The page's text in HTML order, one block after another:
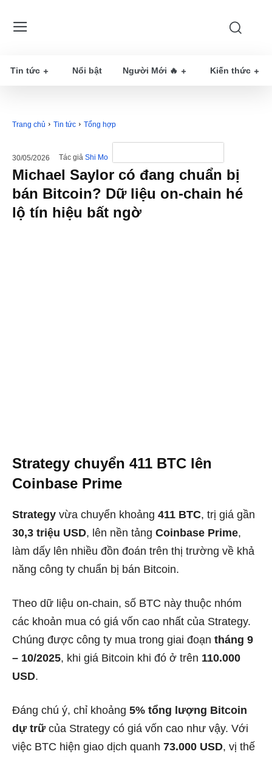
Tin tức Nổi bật Người Mới 🔥 Kiến thức
Trang chủ Tin tức Tổng hợp
30/05/2026 Tác giả Shi Mo
Michael Saylor có đang chuẩn bị
bán Bitcoin? Dữ liệu on-chain hé
lộ tín hiệu bất ngờ
Strategy chuyển 411 BTC lên
Coinbase Prime
Strategy vừa chuyển khoảng 411 BTC, trị giá gần
30,3 triệu USD, lên nền tảng Coinbase Prime,
làm dấy lên nhiều đồn đoán trên thị trường về khả
năng công ty chuẩn bị bán Bitcoin.
Theo dữ liệu on-chain, số BTC này thuộc nhóm
các khoản mua có giá vốn cao nhất của Strategy.
Chúng được công ty mua trong giai đoạn tháng 9
– 10/2025, khi giá Bitcoin khi đó ở trên 110.000
USD.
Đáng chú ý, chỉ khoảng 5% tổng lượng Bitcoin
dự trữ của Strategy có giá vốn cao như vậy. Với
việc BTC hiện giao dịch quanh 73.000 USD, vị thế